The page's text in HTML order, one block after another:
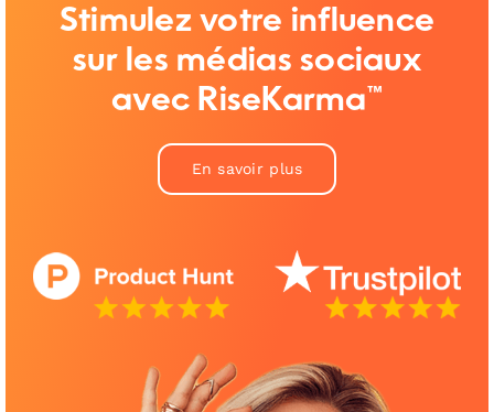
Stimulez votre influence
sur les médias sociaux
avec RiseKarma™
En savoir plus